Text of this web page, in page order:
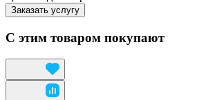
Заказать услугу
С этим товаром покупают